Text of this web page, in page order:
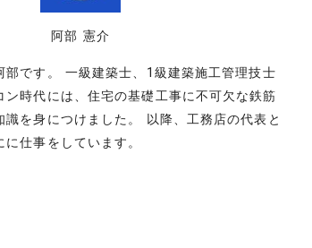
阿部 憲介
部です。 一級建築士、1級建築施工管理技士
ン時代には、住宅の基礎工事に不可欠な鉄筋
識を身につけました。 以降、工務店の代表と
仕事をしています。